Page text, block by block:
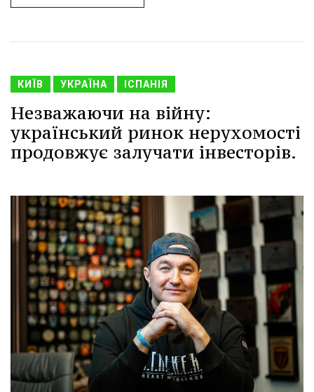
КИЇВ УКРАЇНА ІСПАНІЯ
Незважаючи на війну:
український ринок нерухомості
продовжує залучати інвесторів.